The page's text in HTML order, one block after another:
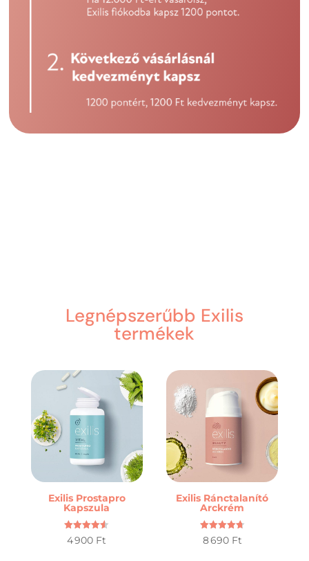
Legnépszerűbb Exilis
termékek
Exilis Prostapro
Kapszula
Értékelés:
4.50
4 900 Ft
Exilis Ránctalanító
Arckrém
Értékelés:
4.73
8 690 Ft